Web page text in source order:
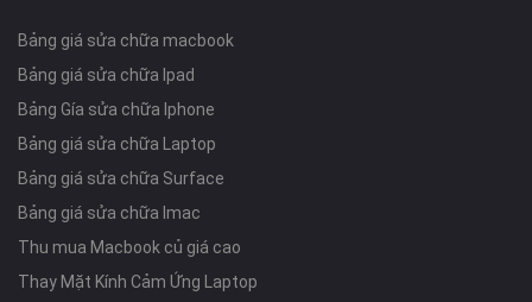
Bảng giá sửa chữa macbook
Bảng giá sửa chữa Ipad
Bảng Gía sửa chữa Iphone
Bảng giá sửa chữa Laptop
Bảng giá sửa chữa Surface
Bảng giá sửa chữa Imac
Thu mua Macbook củ giá cao
Thay Mặt Kính Cảm Ứng Laptop